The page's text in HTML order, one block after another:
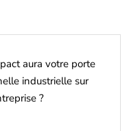
aura votre porte
industrielle sur
?